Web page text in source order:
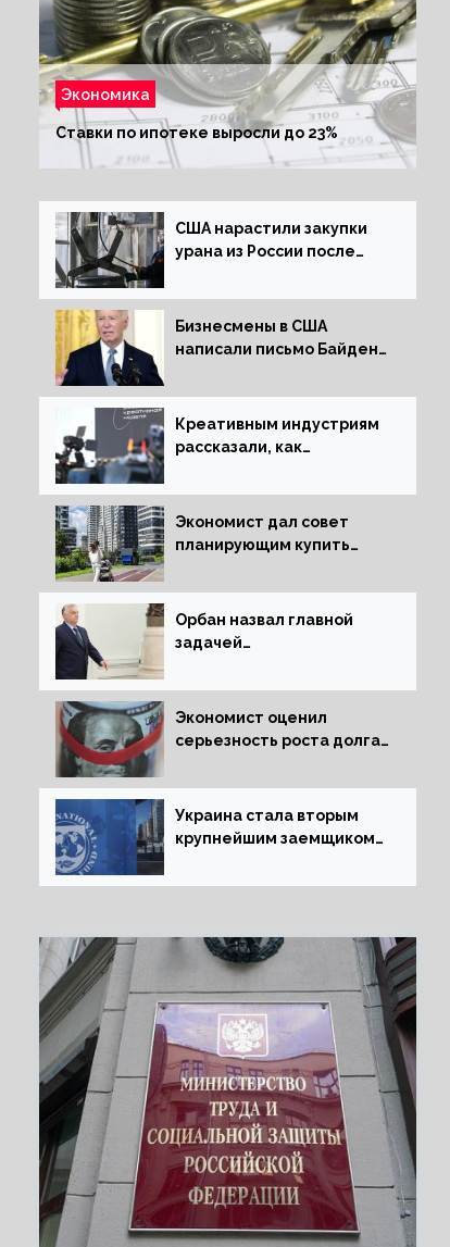
Экономика
Ставки по ипотеке выросли до 23%
США нарастили закупки
урана из России после
него
Бизнесмены в США
написали письмо Байдену
выборов
Креативным индустриям
рассказали, как
для российской
экономики
Экономист дал совет
планирующим купить
Орбан назвал главной
задачей
Венгрии в Совете ЕС
борьбу за мир
Экономист оценил
серьезность роста долга
Украина стала вторым
крупнейшим заемщиком